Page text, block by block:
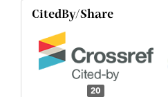
CitedBy/Share
20